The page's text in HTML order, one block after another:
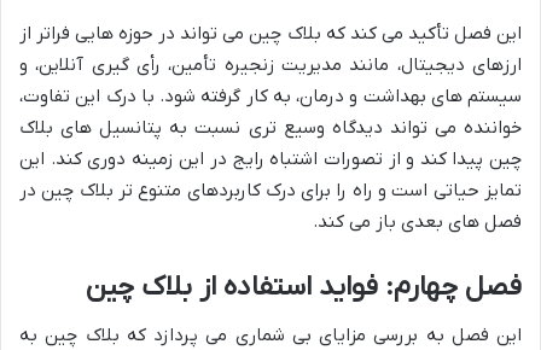
این فصل تأکید می کند که بلاک چین می تواند در حوزه هایی فراتر از
ارزهای دیجیتال، مانند مدیریت زنجیره تأمین، رأی گیری آنلاین، و
سیستم های بهداشت و درمان، به کار گرفته شود. با درک این تفاوت،
خواننده می تواند دیدگاه وسیع تری نسبت به پتانسیل های بلاک
چین پیدا کند و از تصورات اشتباه رایج در این زمینه دوری کند. این
تمایز حیاتی است و راه را برای درک کاربردهای متنوع تر بلاک چین در
فصل های بعدی باز می کند.
فصل چهارم: فواید استفاده از بلاک چین
این فصل به بررسی مزایای بی شماری می پردازد که بلاک چین به